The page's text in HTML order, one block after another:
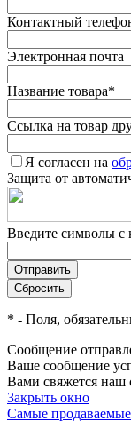
Контактный
Электронная почта
Название товара*
Ссылка на товар
Я согласен на
Защита от
Введите символы с
* - Поля,
Сообщение
Ваше сообщение
Вами свяжется наш
Закрыть окно
Самые